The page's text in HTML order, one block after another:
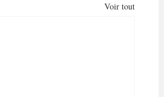
Voir tout